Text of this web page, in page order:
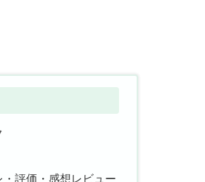
評価・感想レビュー